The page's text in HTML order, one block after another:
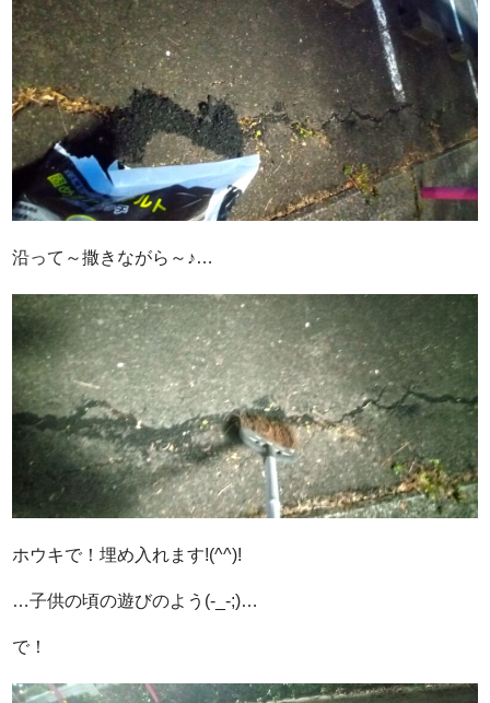
沿って～撒きながら～♪…
ホウキで！埋め入れます!(^^)!
…子供の頃の遊びのよう(-_-;)…
で！